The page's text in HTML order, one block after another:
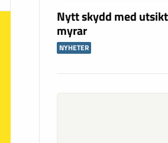
Nytt skydd med
myrar
NYHETER